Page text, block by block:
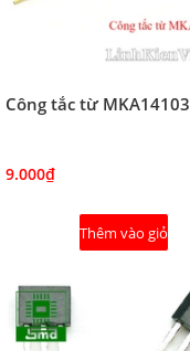
Công tắc từ MKA14103
9.000₫
Thêm vào giỏ